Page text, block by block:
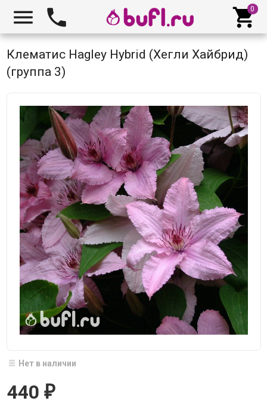
  
Клематис Hagley Hybrid (Хегли Хайбрид)
(группа 3)
Нет в наличии
440 ₽